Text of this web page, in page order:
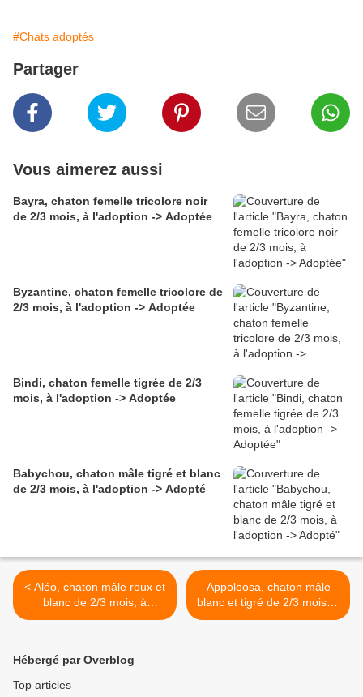
#Chats adoptés
Partager
Vous aimerez aussi
Bayra, chaton femelle tricolore noir
de 2/3 mois, à l'adoption -> Adoptée
Byzantine, chaton femelle tricolore de
2/3 mois, à l'adoption -> Adoptée
Bindi, chaton femelle tigrée de 2/3
mois, à l'adoption -> Adoptée
Babychou, chaton mâle tigré et blanc
de 2/3 mois, à l'adoption -> Adopté
< Aléo, chaton mâle roux et
blanc de 2/3 mois, à
l'adoption -> adopté
Appoloosa, chaton mâle
blanc et tigré de 2/3 mois, à
l'adoption -> adopté >
Hébergé par Overblog
Top articles